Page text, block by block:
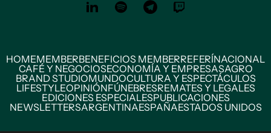
HOMEMEMBERBENEFICIOS MEMBERREFERÍNACIONAL
CAFÉ Y NEGOCIOSECONOMÍA Y EMPRESASAGRO
BRAND STUDIOMUNDOCULTURA Y ESPECTÁCULOS
LIFESTYLEOPINIÓNFÚNEBRESREMATES Y LEGALES
EDICIONES ESPECIALESPUBLICACIONES
NEWSLETTERSARGENTINAESPAÑAESTADOS UNIDOS